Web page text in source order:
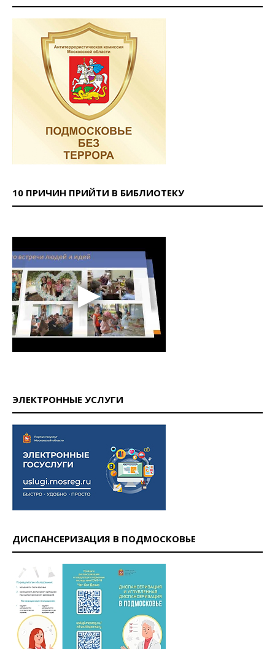
10 ПРИЧИН ПРИЙТИ В БИБЛИОТЕКУ
ЭЛЕКТРОННЫЕ УСЛУГИ
ДИСПАНСЕРИЗАЦИЯ В ПОДМОСКОВЬЕ